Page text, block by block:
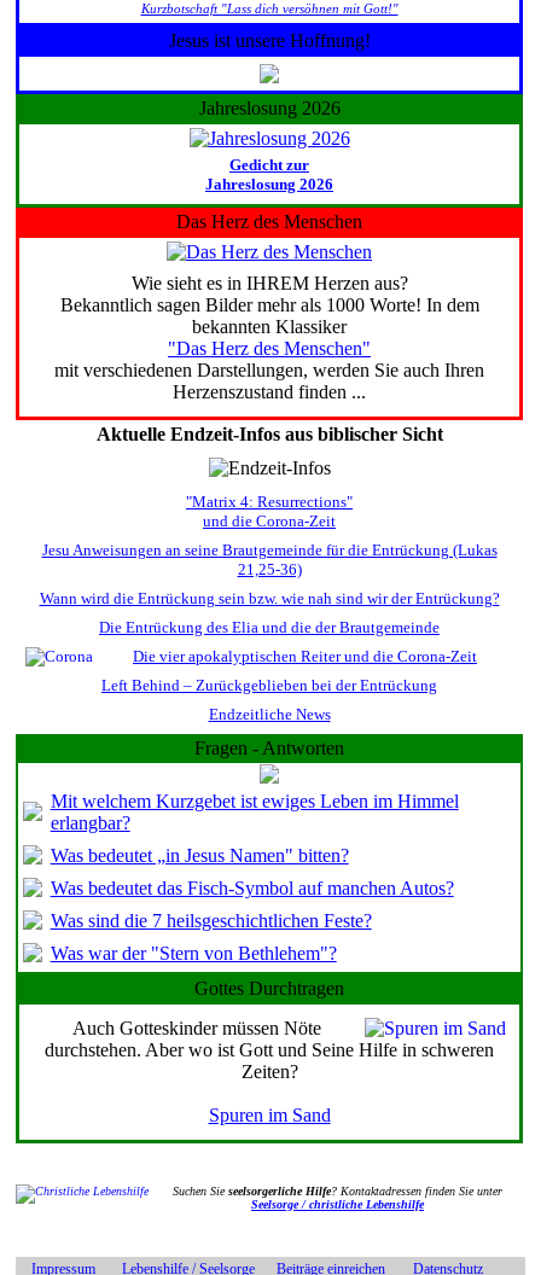
Kurzbotschaft "Lass dich versöhnen mit Gott!"
Jesus ist unsere Hoffnung!
Jahreslosung 2026
Gedicht zur
Jahreslosung 2026
Das Herz des Menschen
Wie sieht es in IHREM Herzen aus?
Bekanntlich sagen Bilder mehr als 1000 Worte! In dem
bekannten Klassiker
"Das Herz des Menschen"
mit verschiedenen Darstellungen, werden Sie auch Ihren
Herzenszustand finden ...
Aktuelle Endzeit-Infos aus biblischer Sicht
"Matrix 4: Resurrections"
und die Corona-Zeit
Jesu Anweisungen an seine Brautgemeinde für die Entrückung (Lukas
21,25-36)
Wann wird die Entrückung sein bzw. wie nah sind wir der Entrückung?
Die Entrückung des Elia und die der Brautgemeinde
Die vier apokalyptischen Reiter und die Corona-Zeit
Left Behind – Zurückgeblieben bei der Entrückung
Endzeitliche News
Fragen - Antworten
Mit welchem Kurzgebet ist ewiges Leben im Himmel
erlangbar?
Was bedeutet „in Jesus Namen" bitten?
Was bedeutet das Fisch-Symbol auf manchen Autos?
Was sind die 7 heilsgeschichtlichen Feste?
Was war der "Stern von Bethlehem"?
Gottes Durchtragen
Auch Gotteskinder müssen Nöte
durchstehen. Aber wo ist Gott und Seine Hilfe in schweren
Zeiten?
Spuren im Sand
Suchen Sieseelsorgerliche Hilfe? Kontaktadressen finden Sie unter
Seelsorge / christliche Lebenshilfe
Impressum Lebenshilfe / Seelsorge Beiträge einreichen Datenschutz